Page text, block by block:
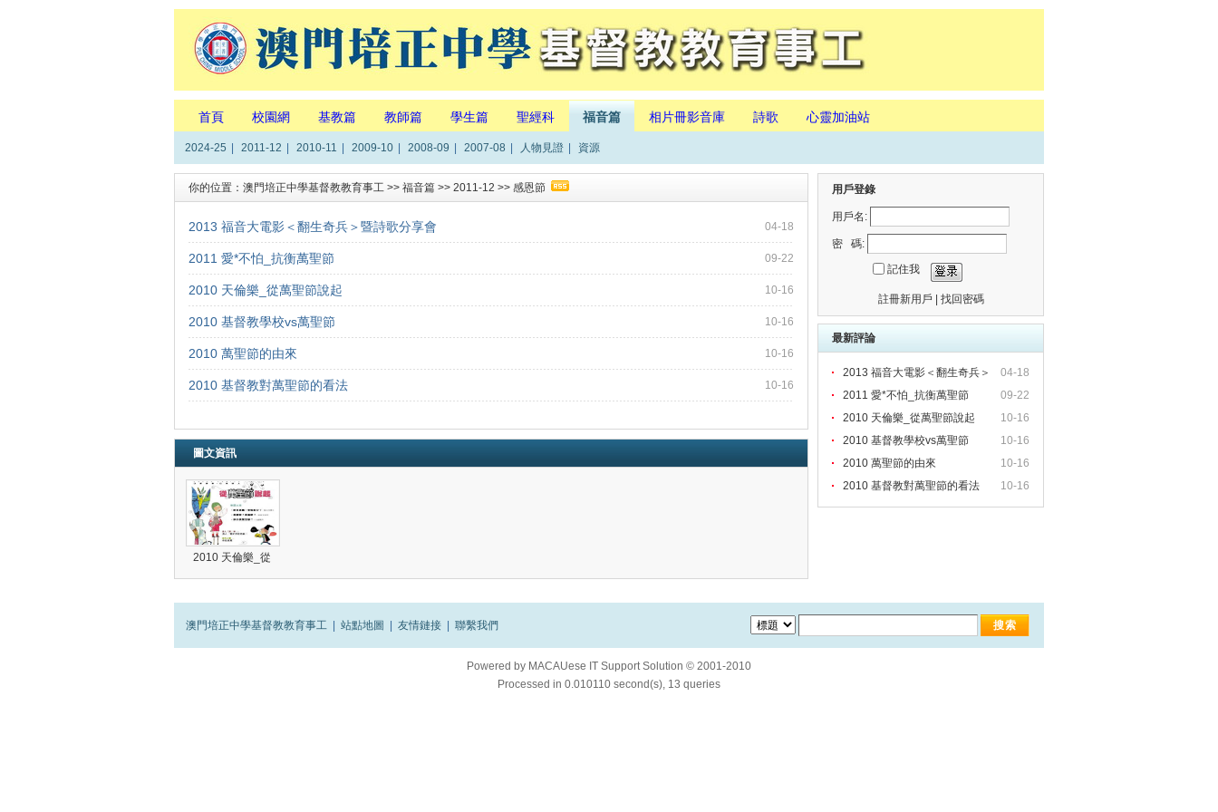
首頁 校園網 基教篇 教師篇 學生篇 聖經科 福音篇 相片冊影音庫 詩歌 心靈加油站
2024-25 2011-12 2010-11 2009-10 2008-09 2007-08 人物見證 資源
你的位置： 澳門培正中學基督教教育事工 >> 福音篇 >> 2011-12 >> 感恩節
04-18
2013 福音大電影＜翻生奇兵＞暨詩歌分享會
09-22
2011 愛*不怕_抗衡萬聖節
10-16
2010 天倫樂_從萬聖節說起
10-16
2010 基督教學校vs萬聖節
10-16
2010 萬聖節的由來
10-16
2010 基督教對萬聖節的看法
圖文資訊
2010 天倫樂_從
用戶登錄
用戶名:
密 碼:
記住我
註冊新用戶 找回密碼
最新評論
04-18
2013 福音大電影＜翻生奇兵＞
暨
09-22
2011 愛*不怕_抗衡萬聖節
10-16
2010 天倫樂_從萬聖節說起
10-16
2010 基督教學校vs萬聖節
10-16
2010 萬聖節的由來
10-16
2010 基督教對萬聖節的看法
澳門培正中學基督教教育事工 站點地圖 友情鏈接 聯繫我們
Powered by MACAUese IT Support Solution © 2001-2010
Processed in 0.010110 second(s), 13 queries